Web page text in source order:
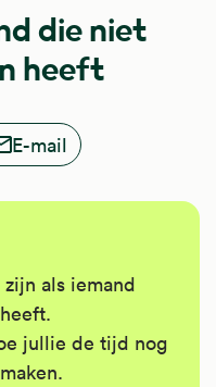
die niet
heeft
E-mail
als iemand
jullie de tijd nog